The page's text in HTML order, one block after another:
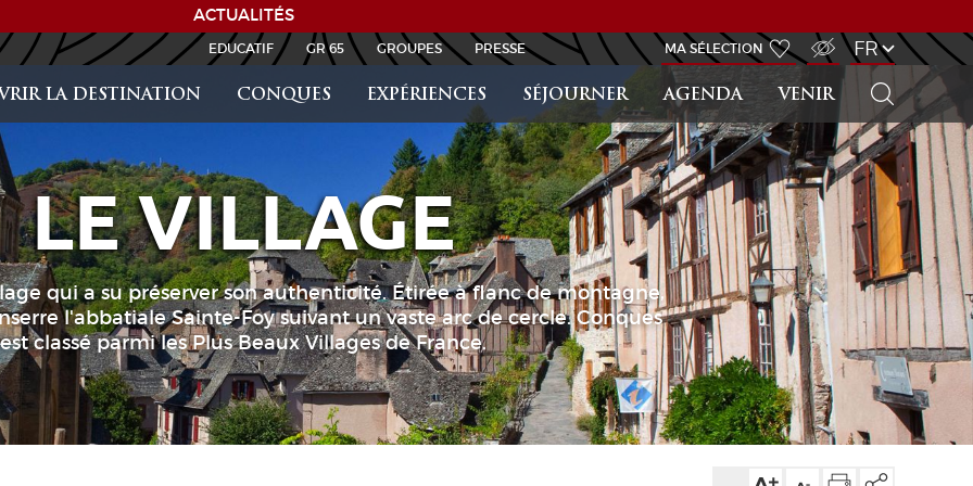
ACTUALITÉS
LA DESTINATION CONQUES EXPÉRIENCES SÉJOURNER AGENDA VENIR
EDUCATIF GR 65 GROUPES PRESSE MA SÉLECTION FR
LE VILLAGE
qui a su préserver son authenticité. Étirée à flanc de montagne,
l'abbatiale Sainte-Foy suivant un vaste arc de cercle. Conques
est classé parmi les Plus Beaux Villages de France.